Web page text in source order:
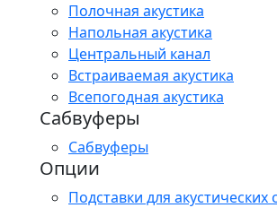
Полочная акустика
Напольная акустика
Центральный канал
Встраиваемая акустика
Всепогодная акустика
Сабвуферы
Сабвуферы
Опции
Подставки для акустических